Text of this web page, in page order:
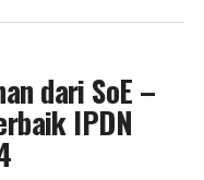
dari SoE –
IPDN